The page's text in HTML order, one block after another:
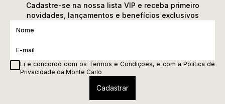
Cadastre-se na nossa lista VIP e receba primeiro
novidades, lançamentos e benefícios exclusivos
Li e concordo com os Termos e Condições, e com a Política de
Privacidade da Monte Carlo